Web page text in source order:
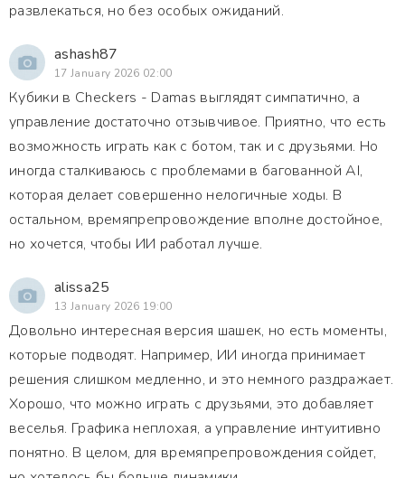
развлекаться, но без особых ожиданий.
ashash87
17 January 2026 02:00
Кубики в Checkers - Damas выглядят симпатично, а
управление достаточно отзывчивое. Приятно, что есть
возможность играть как с ботом, так и с друзьями. Но
иногда сталкиваюсь с проблемами в багованной AI,
которая делает совершенно нелогичные ходы. В
остальном, времяпрепровождение вполне достойное,
но хочется, чтобы ИИ работал лучше.
alissa25
13 January 2026 19:00
Довольно интересная версия шашек, но есть моменты,
которые подводят. Например, ИИ иногда принимает
решения слишком медленно, и это немного раздражает.
Хорошо, что можно играть с друзьями, это добавляет
веселья. Графика неплохая, а управление интуитивно
понятно. В целом, для времяпрепровождения сойдет,